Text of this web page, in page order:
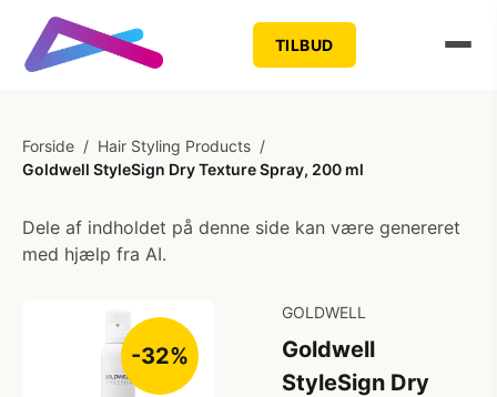
TILBUD
Forside / Hair Styling Products /
Goldwell StyleSign Dry Texture Spray, 200 ml
Dele af indholdet på denne side kan være genereret
med hjælp fra AI.
-32%
GOLDWELL
Goldwell
StyleSign Dry